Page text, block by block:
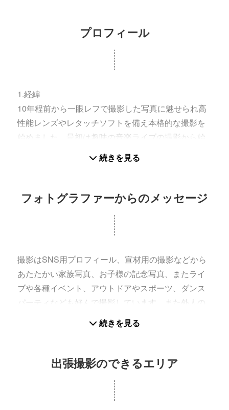
プロフィール
1.経緯
10年程前から一眼レフで撮影した写真に魅せられ高
性能レンズやレタッチソフトを備え本格的な撮影を
始めました。最初は趣味の音楽ライブの撮影から始
めましたが、プロフィールなどの個々の人物撮影か
らダンスイベントやプロのモデル撮影をしてきまし
景など幅広く撮影活動をしています。
誰にでもある人生のかけがえのない一瞬、忘れられ
ない一瞬、思いあふれる一瞬を残す事ができる写
けています。
撮影を通して知らない方に出会い、その方の撮影す
る理由や想いを知り、短時間でもその方々の人生と
くのが何にも変え難い価値ある楽しみであり、それ
3.これまでのお気に入りの撮影スポット
今まで撮影した中で私がお気に入りの東京近郊の
続きを見る
フォトグラファーからのメッセージ
撮影はSNS用プロフィール、宣材用の撮影などから
あたたかい家族写真、お子様の記念写真、またライ
ブや各種イベント、アウトドアやスポーツ、ダンス
パーティなども好んで撮影しています。また外人の
方が多く集まるパーティやモデル撮影などもやりま
す、是非心に残る人生の思い出の場にご一緒させて
撮影にあたりましてあまり撮影経験のない方や慣れ
ポイント、考慮点を以下にあげてみましたので参考
続きを見る
出張撮影のできるエリア